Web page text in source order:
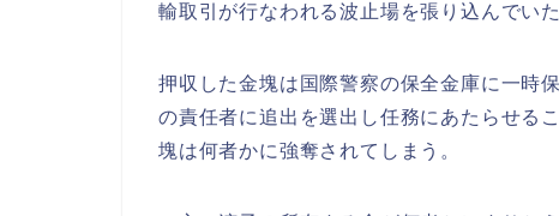
輸取引が行なわれる波止場を張り込んでい
押収した金塊は国際警察の保全金庫に一時
の責任者に追出を選出し任務にあたらせる
塊は何者かに強奪されてしまう。